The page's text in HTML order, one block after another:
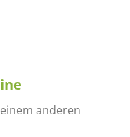
anderen